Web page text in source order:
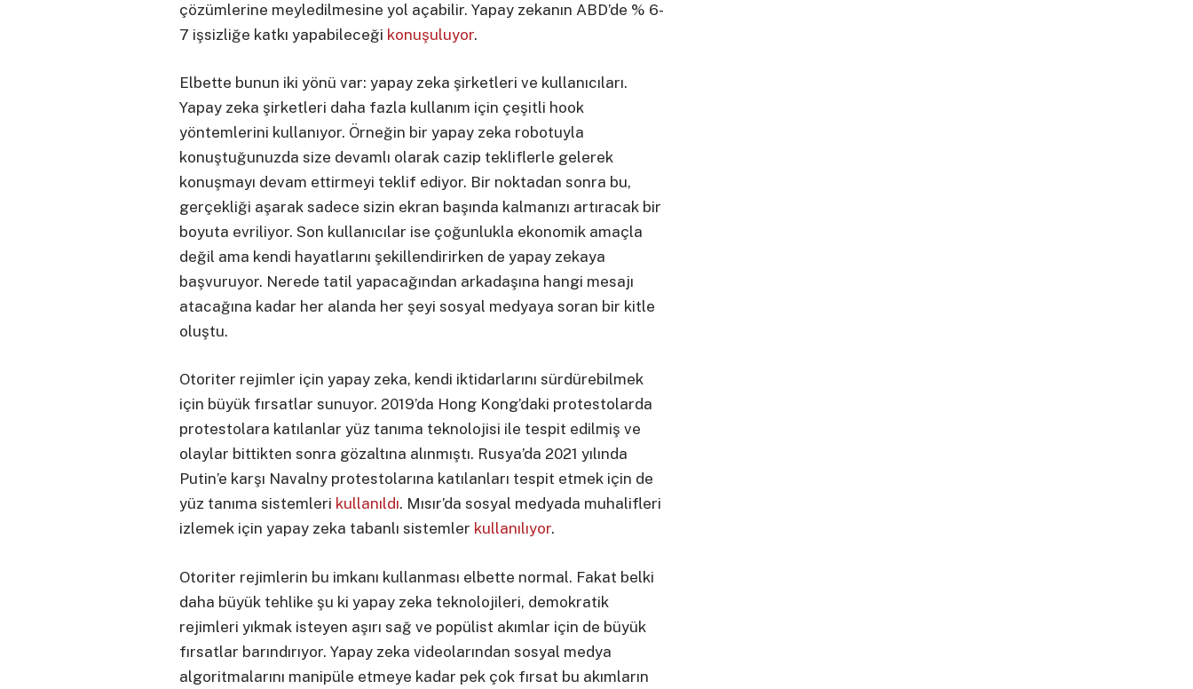
çözümlerine meyledilmesine yol açabilir. Yapay zekanın ABD’de % 6-
7 işsizliğe katkı yapabileceği konuşuluyor.
Elbette bunun iki yönü var: yapay zeka şirketleri ve kullanıcıları.
Yapay zeka şirketleri daha fazla kullanım için çeşitli hook
yöntemlerini kullanıyor. Örneğin bir yapay zeka robotuyla
konuştuğunuzda size devamlı olarak cazip tekliflerle gelerek
konuşmayı devam ettirmeyi teklif ediyor. Bir noktadan sonra bu,
gerçekliği aşarak sadece sizin ekran başında kalmanızı artıracak bir
boyuta evriliyor. Son kullanıcılar ise çoğunlukla ekonomik amaçla
değil ama kendi hayatlarını şekillendirirken de yapay zekaya
başvuruyor. Nerede tatil yapacağından arkadaşına hangi mesajı
atacağına kadar her alanda her şeyi sosyal medyaya soran bir kitle
oluştu.
Otoriter rejimler için yapay zeka, kendi iktidarlarını sürdürebilmek
için büyük fırsatlar sunuyor. 2019’da Hong Kong’daki protestolarda
protestolara katılanlar yüz tanıma teknolojisi ile tespit edilmiş ve
olaylar bittikten sonra gözaltına alınmıştı. Rusya’da 2021 yılında
Putin’e karşı Navalny protestolarına katılanları tespit etmek için de
yüz tanıma sistemleri kullanıldı. Mısır’da sosyal medyada muhalifleri
izlemek için yapay zeka tabanlı sistemler kullanılıyor.
Otoriter rejimlerin bu imkanı kullanması elbette normal. Fakat belki
daha büyük tehlike şu ki yapay zeka teknolojileri, demokratik
rejimleri yıkmak isteyen aşırı sağ ve popülist akımlar için de büyük
fırsatlar barındırıyor. Yapay zeka videolarından sosyal medya
algoritmalarını manipüle etmeye kadar pek çok fırsat bu akımların